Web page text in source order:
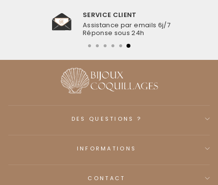
SERVICE CLIENT
Assistance par emails 6j/7
Réponse sous 24h
DES QUESTIONS ?
INFORMATIONS
CONTACT